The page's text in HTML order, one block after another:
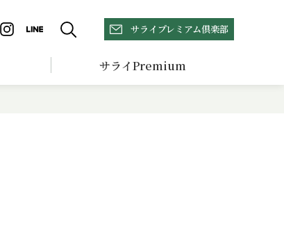
サライプレミアム倶楽部
サライPremium